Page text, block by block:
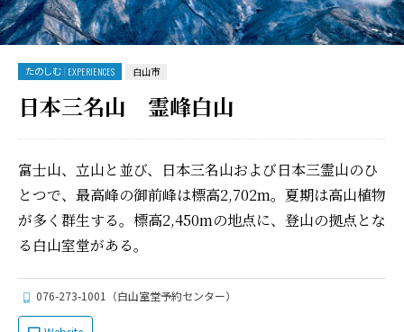
たのしむ EXPERIENCES 白山市
日本三名山 霊峰白山
富士山、立山と並び、日本三名山および日本三霊山のひ
とつで、最高峰の御前峰は標高2,702m。夏期は高山植物
が多く群生する。標高2,450mの地点に、登山の拠点とな
る白山室堂がある。
076-273-1001（白山室堂予約センター）